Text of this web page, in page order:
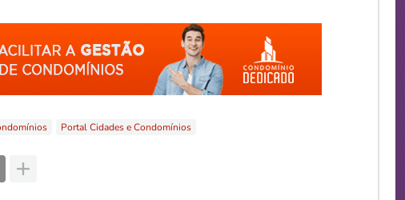
Portal Cidades e Condomínios